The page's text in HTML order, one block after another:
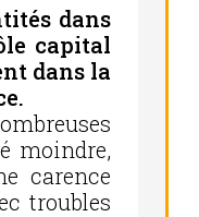
dans
capital
dans la
moindre,
carence
troubles